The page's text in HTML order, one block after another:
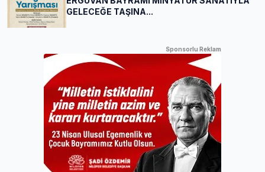
GELECEĞE TAŞINA...
Sponsorlu Reklam